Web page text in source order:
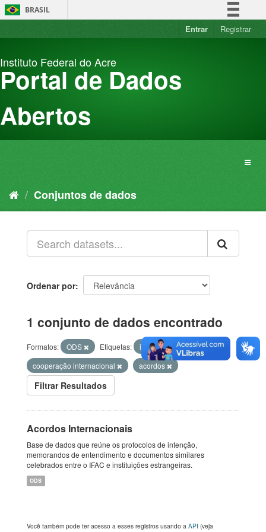
Pular
para
BRASIL
Simplifique!
Acesso à informação
Entrar Registrar
Instituto Federal do Acre
Portal de Dados
Abertos
Conjuntos de dados
Ordenar por
1 conjunto de dados encontrado
Formatos: ODS Etiquetas:
internacional
cooperação internacional
acordos
Filtrar Resultados
Acordos Internacionais
Base de dados que reúne os protocolos de intenção,
memorandos de entendimento e documentos similares
celebrados entre o IFAC e instituições estrangeiras.
ODS
Você também pode ter acesso a esses registros usando a API (veja